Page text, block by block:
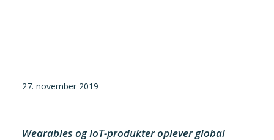
27. november 2019
Wearables og IoT-produkter oplever global